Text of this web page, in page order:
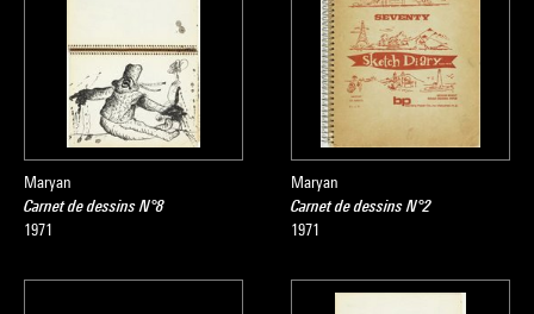
Maryan
Carnet de dessins N°8
1971
Maryan
Carnet de dessins N°2
1971